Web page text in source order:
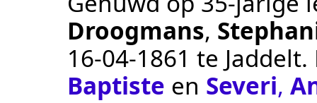
Droogmans,
16‑04‑1861 te Jaddelt.
Baptiste en Severi,